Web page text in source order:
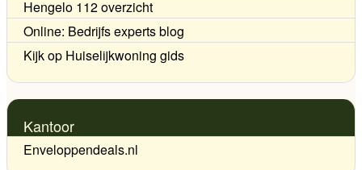
Hengelo 112 overzicht
Online: Bedrijfs experts blog
Kijk op Huiselijkwoning gids
Kantoor
Enveloppendeals.nl